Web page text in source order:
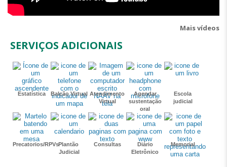
Mais vídeos
SERVIÇOS ADICIONAIS
Estatística Balcão Virtual Atendimento
Virtual
Agendar
sustentação
oral
Escola
judicial
Precatorios/RPVsPlantão
Judicial
Consultas
Diário
Eletrônico
Memorial